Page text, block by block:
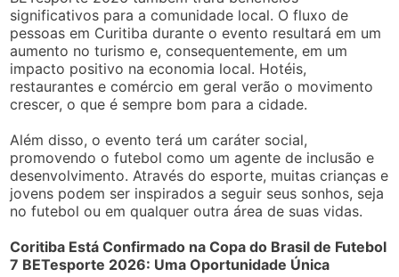
significativos para a comunidade local. O fluxo de
pessoas em Curitiba durante o evento resultará em um
aumento no turismo e, consequentemente, em um
impacto positivo na economia local. Hotéis,
restaurantes e comércio em geral verão o movimento
crescer, o que é sempre bom para a cidade.
Além disso, o evento terá um caráter social,
promovendo o futebol como um agente de inclusão e
desenvolvimento. Através do esporte, muitas crianças e
jovens podem ser inspirados a seguir seus sonhos, seja
no futebol ou em qualquer outra área de suas vidas.
Coritiba Está Confirmado na Copa do Brasil de Futebol
7 BETesporte 2026: Uma Oportunidade Única